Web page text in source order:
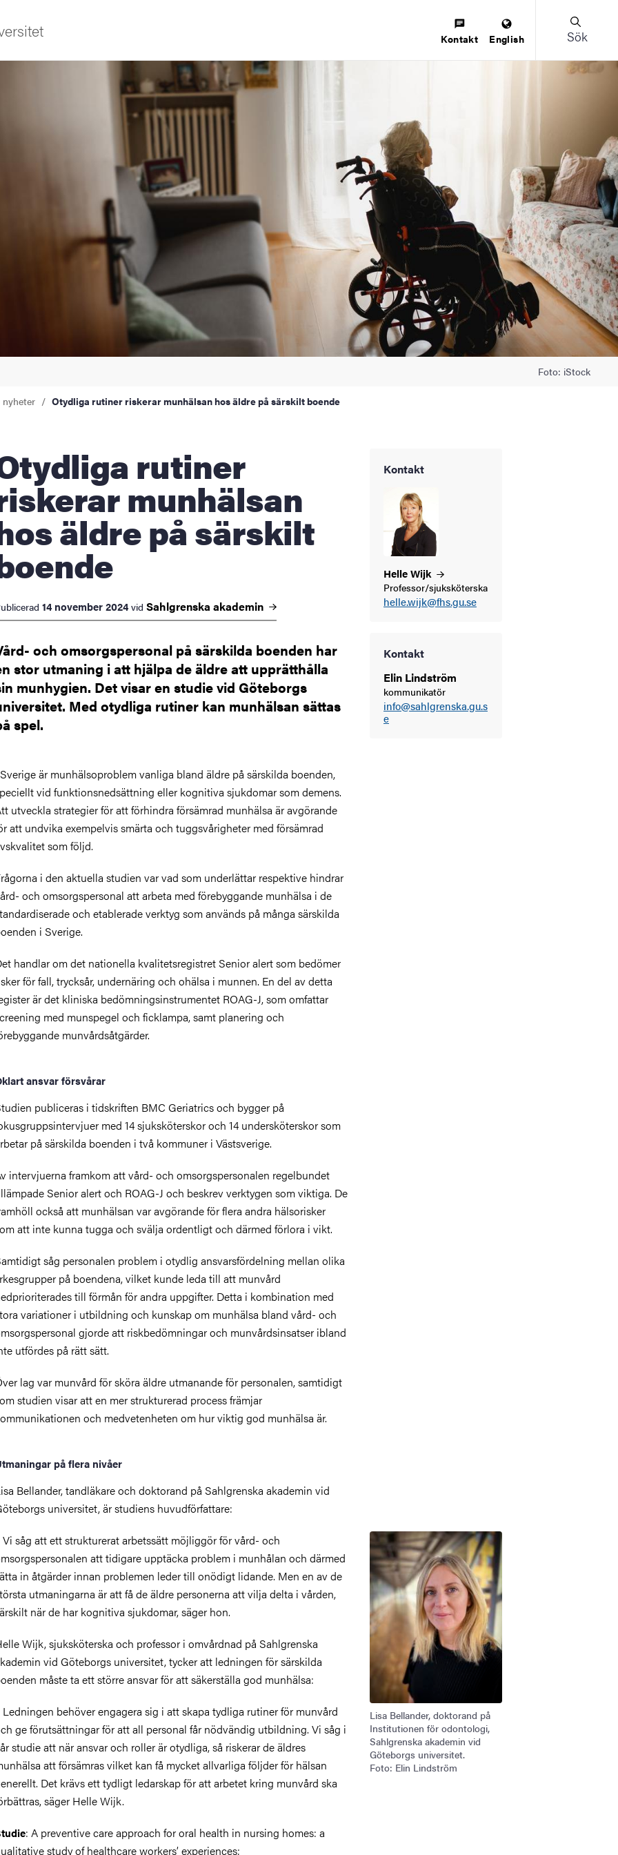
innovation
Kontakt English Sök
Foto: iStock
nyheter Otydliga rutiner riskerar munhälsan hos äldre på särskilt boende
rutiner
munhälsan
äldre på särskilt
14 november 2024 vid Sahlgrenska akademin
och omsorgspersonal på särskilda boenden har
stor utmaning i att hjälpa de äldre att upprätthålla
munhygien. Det visar en studie vid Göteborgs
Med otydliga rutiner kan munhälsan sättas
spel.
Kontakt
HelleWijk
Professor/sjuksköterska
helle.wijk@fhs.gu.se
Kontakt
Elin Lindström
kommunikatör
info@sahlgrenska.gu.s
e
är munhälsoproblem vanliga bland äldre på särskilda boenden,
vid funktionsnedsättning eller kognitiva sjukdomar som demens.
utveckla strategier för att förhindra försämrad munhälsa är avgörande
att undvika exempelvissmärta och tuggsvårigheter med försämrad
som följd.
orna i den aktuella studien var vad som underlättar respektive hindrar
- och omsorgspersonal attarbeta med förebyggande munhälsa i de
och etableradeverktyg somanvänds på många särskilda
i Sverige.
handlar omdet nationella kvalitetsregistret Senioralert som bedömer
för fall, trycksår, undernäring och ohälsa i munnen. En del av detta
är det kliniska bedömningsinstrumentet ROAG-J,som omfattar
med munspegel och ficklampa,samt planering och
munvårdsåtgärder.
ansvarförsvårar
publiceras i tidskriften BMC Geriatricsoch bygger på
sintervjuer med 14 sjuksköterskor och 14 undersköterskor som
på särskilda boenden i två kommuner i Västsverige.
intervjuerna framkom att vård- och omsorgspersonalen regelbundet
Senioralertoch ROAG-J och beskrev verktygen somviktiga. De
också att munhälsan var avgörandeför flera andra hälsorisker
att inte kunna tugga och svälja ordentligtoch därmed förlora i vikt.
såg personalen problem i otydlig ansvarsfördelning mellan olika
r på boendena,vilket kunde leda till att munvård
des till förmån för andra uppgifter. Detta i kombination med
variationer i utbildning och kunskap om munhälsa bland vård- och
personal gjordeatt riskbedömningaroch munvårdsinsatser ibland
utfördes på rätt sätt.
lag var munvård försköra äldre utmanande för personalen, samtidigt
studien visar atten merstrukturerad processfrämjar
en och medvetenheten om hur viktig god munhälsa är.
på flera nivåer
Bellander,tandläkareoch doktorand på Sahlgrenska akademin vid
universitet, är studiens huvudförfattare:
Bild
Lisa Bellander, doktorand på
Institutionen för odontologi,
Sahlgrenska akademin vid
Göteborgs universitet.
Foto: Elin Lindström
Vi såg att ett strukturerat arbetssätt möjliggörför vård- och
personalen att tidigare upptäcka problem i munhålan och därmed
in åtgärder innan problemen leder till onödigt lidande. Men en av de
utmaningarna är att få de äldre personerna att vilja delta i vården,
när de har kognitiva sjukdomar, säger hon.
Wijk, sjuksköterska och professor i omvårdnad på Sahlgrenska
vid Göteborgs universitet, tycker att ledningen för särskilda
måste ta ett större ansvar för att säkerställa god munhälsa:
Ledningen behöverengagera sig i att skapa tydliga rutiner för munvård
ge förutsättningar föratt all personal får nödvändig utbildning. Vi såg i
studie att när ansvar och roller är otydliga, så riskerar de äldres
att försämrasvilket kan få mycket allvarliga följder för hälsan
Det krävs ett tydligt ledarskap för att arbetet kring munvård ska
, säger Helle Wijk.
: A preventive care approach for oral health in nursing homes: a
study of healthcare workers’experiences;